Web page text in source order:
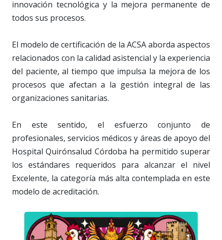
innovación tecnológica y la mejora permanente de
todos sus procesos.
El modelo de certificación de la ACSA aborda aspectos
relacionados con la calidad asistencial y la experiencia
del paciente, al tiempo que impulsa la mejora de los
procesos que afectan a la gestión integral de las
organizaciones sanitarias.
En este sentido, el esfuerzo conjunto de
profesionales, servicios médicos y áreas de apoyo del
Hospital Quirónsalud Córdoba ha permitido superar
los estándares requeridos para alcanzar el nivel
Excelente, la categoría más alta contemplada en este
modelo de acreditación.